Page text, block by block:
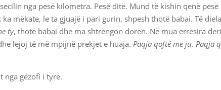
nga pesë kilometra. Pesë ditë. Mund të kishin qenë pesë
mëkate, le ta gjuajë i pari gurin, shpesh thotë babai. Të
ty, thotë babai dhe ma shtrëngon dorën. Në mua errësira
lejoj të më mpijnë prekjet e huaja.Paqja qoftë me ju. Paqja
nga gëzofi i tyre.